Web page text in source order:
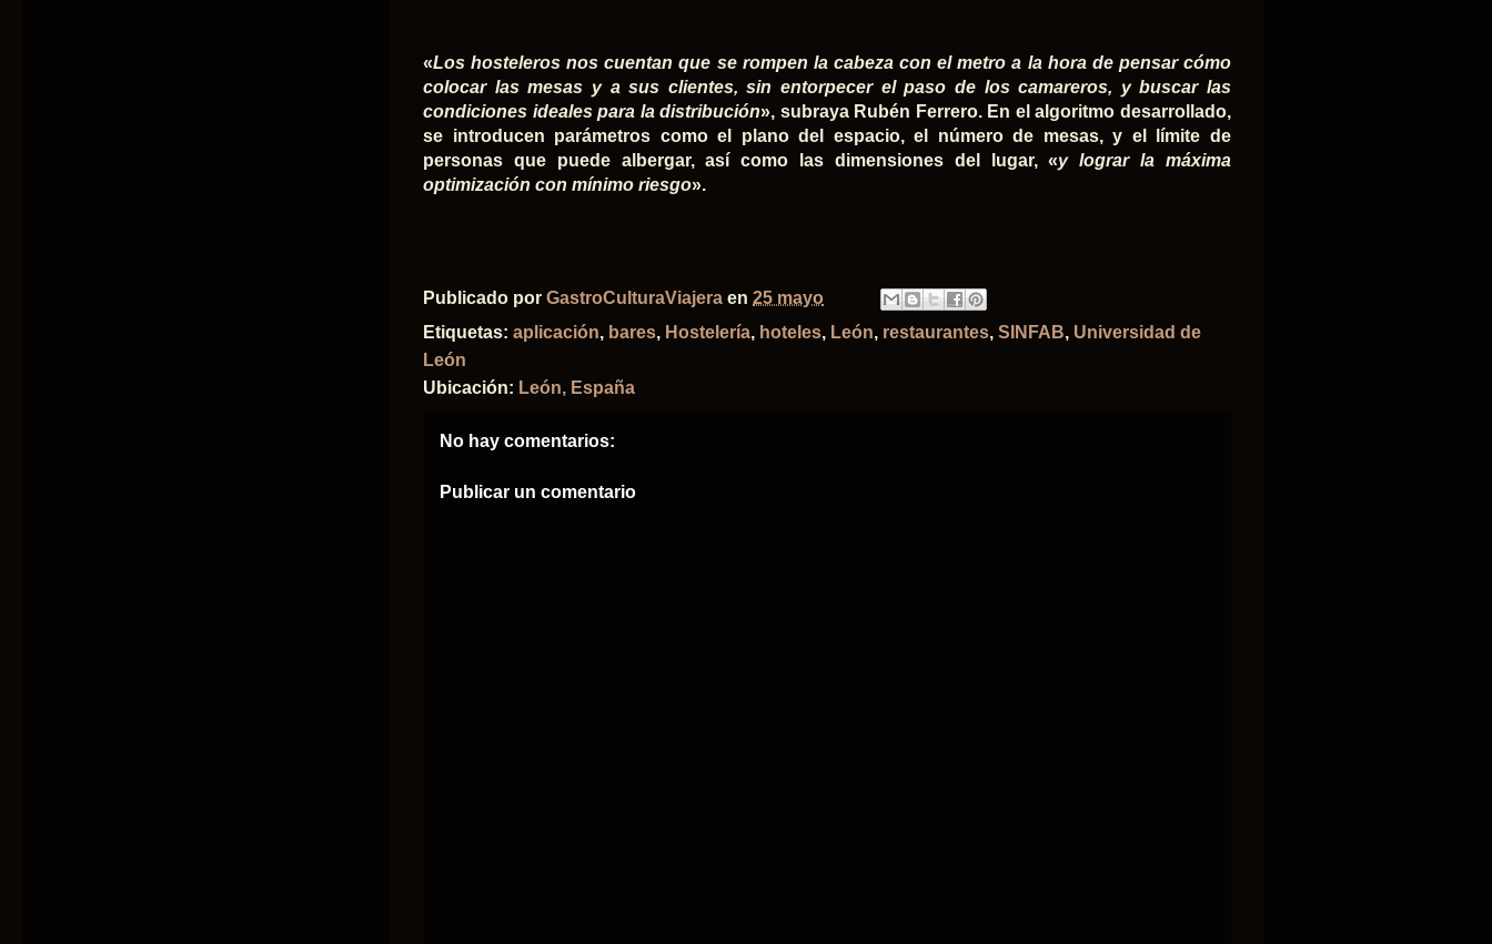
«Los hosteleros nos cuentan que se rompen la cabeza con el metro a la hora de pensar cómo
colocar las mesas y a sus clientes, sin entorpecer el paso de los camareros, y buscar las
condiciones ideales para la distribución», subraya Rubén Ferrero. En el algoritmo desarrollado,
se introducen parámetros como el plano del espacio, el número de mesas, y el límite de
personas que puede albergar, así como las dimensiones del lugar, «y lograr la máxima
optimización con mínimo riesgo».
Publicado por GastroCulturaViajera en 25 mayo
Etiquetas: aplicación, bares, Hostelería, hoteles, León, restaurantes, SINFAB, Universidad de
León
Ubicación: León, España
No hay comentarios:
Publicar un comentario